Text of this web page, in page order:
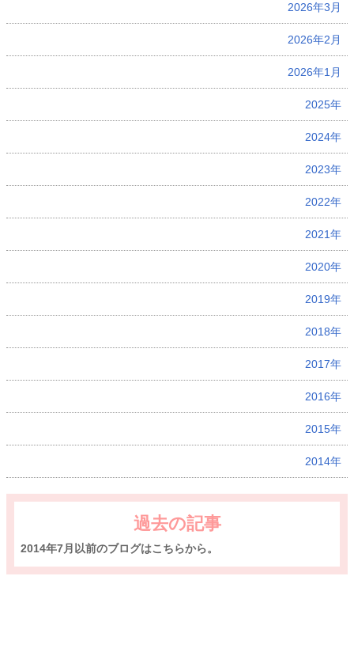
2026年3月
2026年2月
2026年1月
2025年
2024年
2023年
2022年
2021年
2020年
2019年
2018年
2017年
2016年
2015年
2014年
過去の記事
2014年7月以前のブログはこちらから。